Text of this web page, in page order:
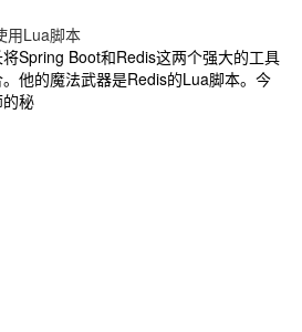
用Lua脚本
Spring Boot和Redis这两个强大的工具
他的魔法武器是Redis的Lua脚本。今
秘